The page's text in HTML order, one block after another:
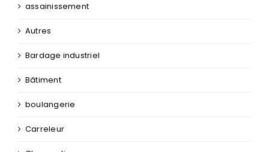
assainissement
Autres
Bardage industriel
Bâtiment
boulangerie
Carreleur